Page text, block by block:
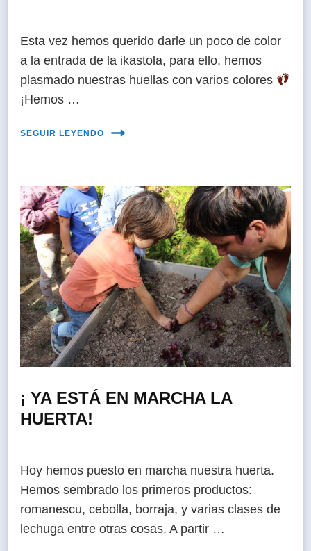
Esta vez hemos querido darle un poco de color
a la entrada de la ikastola, para ello, hemos
plasmado nuestras huellas con varios colores
¡Hemos …
SEGUIR LEYENDO
¡ YA ESTÁ EN MARCHA LA
HUERTA!
Hoy hemos puesto en marcha nuestra huerta.
Hemos sembrado los primeros productos:
romanescu, cebolla, borraja, y varias clases de
lechuga entre otras cosas. A partir …